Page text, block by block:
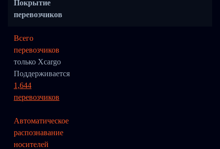
Покрытие
перевозчиков
Всего
перевозчиков
только Xcargo
Поддерживается
1,644
перевозчиков
Автоматическое
распознавание
носителей